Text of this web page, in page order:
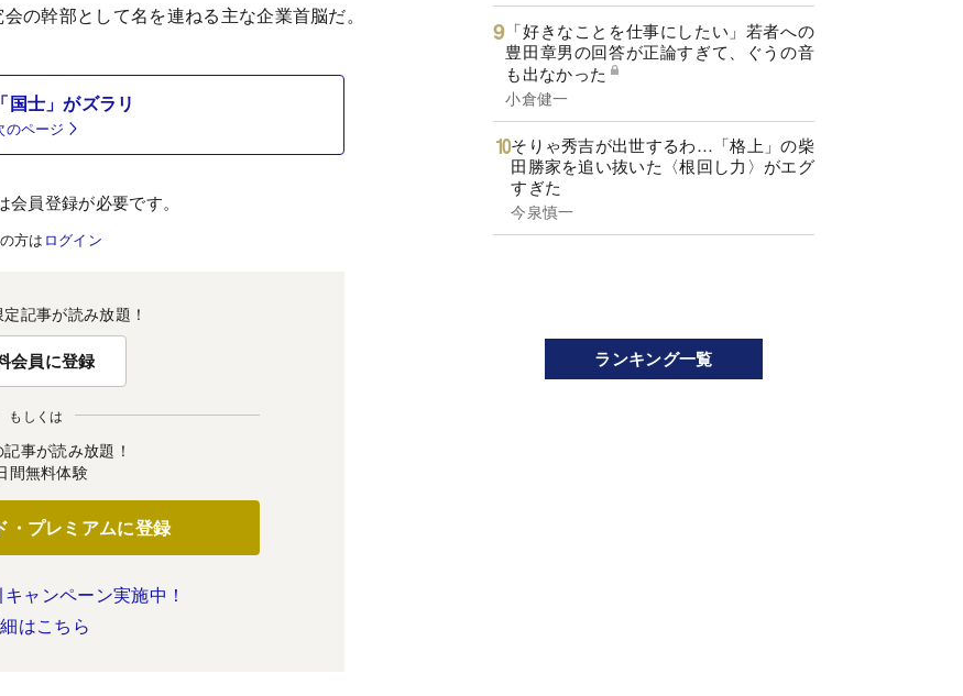
の幹部として名を連ねる主な企業首脳だ。
国士」がズラリ
のページ
会員登録が必要です。
方は ログイン
記事が読み放題！
会員に登録
もしくは
事が読み放題！
間無料体験
・プレミアムに登録
ャンペーン実施中！
はこちら
「好きなことを仕事にしたい」若者への
豊田章男の回答が正論すぎて、ぐうの音
も出なかった
小倉健一
そりゃ秀吉が出世するわ…「格上」の柴
田勝家を追い抜いた〈根回し力〉がエグ
すぎた
今泉慎一
ランキング一覧